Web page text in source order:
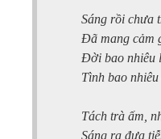
Sáng rồi chưa
Đã mang cảm
Đời bao nhiêu
Tình bao
Tách trà ấm,
Sáng ra đưa